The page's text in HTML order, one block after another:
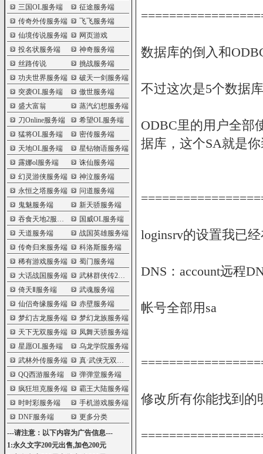
三国OL服务端
征途服务端
传奇外传服务端
飞飞服务端
仙境传说服务端
网页游戏
投名状服务端
神奇服务端
丝路传说
挑战服务端
功夫世界服务端
破天一剑服务端
突袭OL服务端
傲世服务端
盛大富翁
蒸汽幻想服务端
刀Online服务端
希望OL服务端
猛将OL服务端
密传服务端
天地OL服务端
星钻物语服务端
露娜ol服务端
诛仙服务端
幻灵游侠服务端
神泣服务端
永恒之塔服务端
问道服务端
鬼魅服务端
新天骄服务端
吞食天地2服务端
国威OL服务端
天道服务端
战国英雄服务端
传奇归来服务端
科洛斯服务端
稀有游戏服务端
蜀门服务端
大话战国服务端
武林群侠传2服务端
倚天Ⅱ服务端
武魂服务端
仙侣奇缘服务端
赤壁服务端
梦幻古龙服务端
梦幻龙族服务端
天下无双服务端
凤舞天骄服务端
星愿OL服务端
乌龙学院服务端
武林外传服务端
真·武侠无双服务端
QQ西游服务端
弹弹堂服务端
疯狂坦克服务端
霸王大陆服务端
时时彩服务端
手机游戏服务端
DNF服务端
更多分类
---请注意：以下内容为广告信息---
1:永久文字200元出售,加色200元
数据库的倒入和
不过这次是5个数据
ODBC里的用户全部
据库，这个SA就是
loginsrv的设置我已
DNS：account远程
帐号全部用sa
修改所有你能找到的